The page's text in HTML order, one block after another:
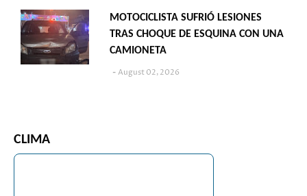
MOTOCICLISTA SUFRIÓ LESIONES
TRAS CHOQUE DE ESQUINA CON UNA
CAMIONETA
August 02, 2026
CLIMA